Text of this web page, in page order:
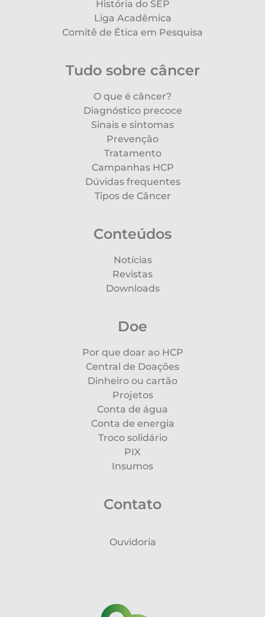
História do SEP
Liga Acadêmica
Comitê de Ética em Pesquisa
Tudo sobre câncer
O que é câncer?
Diagnóstico precoce
Sinais e sintomas
Prevenção
Tratamento
Campanhas HCP
Dúvidas frequentes
Tipos de Câncer
Conteúdos
Notícias
Revistas
Downloads
Doe
Por que doar ao HCP
Central de Doações
Dinheiro ou cartão
Projetos
Conta de água
Conta de energia
Troco solidário
PIX
Insumos
Contato
Ouvidoria